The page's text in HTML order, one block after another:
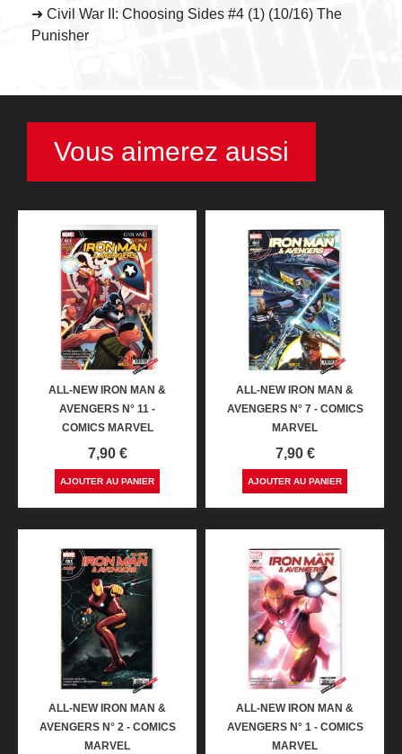
➜ Civil War II: Choosing Sides #4 (1) (10/16) The
Punisher
Vous aimerez aussi
ALL-NEW IRON MAN &
AVENGERS N° 11 -
COMICS MARVEL
Prix
7,90 €
AJOUTER AU PANIER
ALL-NEW IRON MAN &
AVENGERS N° 7 - COMICS
MARVEL
Prix
7,90 €
AJOUTER AU PANIER
ALL-NEW IRON MAN &
AVENGERS N° 2 - COMICS
MARVEL
ALL-NEW IRON MAN &
AVENGERS N° 1 - COMICS
MARVEL